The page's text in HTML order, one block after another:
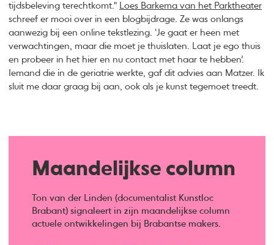
tijdsbeleving terechtkomt."
Loes Barkema van het Parktheater
schreef er mooi over in een blogbijdrage. Ze was onlangs
aanwezig bij een online tekstlezing. ‘Je gaat er heen met
verwachtingen, maar die moet je thuislaten. Laat je ego thuis
en probeer in het hier en nu contact met haar te hebben’.
Iemand die in de geriatrie werkte, gaf dit advies aan Matzer. Ik
sluit me daar graag bij aan, ook als je kunst tegemoet treedt.
Maandelijkse column
Ton van der Linden (documentalist Kunstloc
Brabant) signaleert in zijn maandelijkse column
actuele ontwikkelingen bij Brabantse makers.